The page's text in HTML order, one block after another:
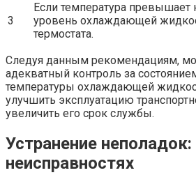
3
Если температура превышает
уровень охлаждающей
термостата.
Следуя данным рекомендациям,
адекватный контроль за
температуры охлаждающей
улучшить эксплуатацию
увеличить его срок службы.
Устранение
неисправностях